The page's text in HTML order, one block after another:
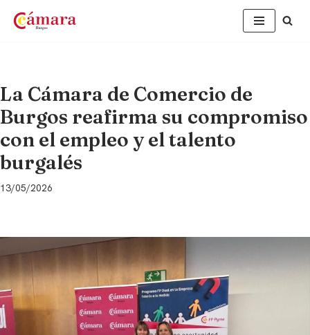
La Cámara de Comercio de
Burgos reafirma su compromiso
con el empleo y el talento
burgalés
13/05/2026